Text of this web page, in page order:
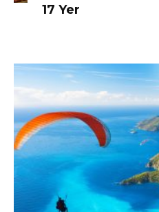
17 Yer